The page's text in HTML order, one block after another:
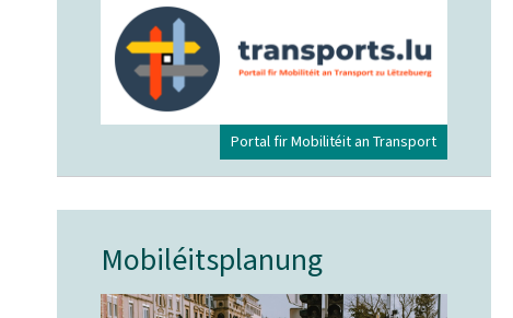
Portal fir Mobilitéit an Transport
Mobiléitsplanung